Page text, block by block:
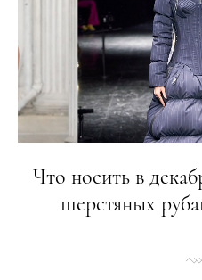
Что носить в
шерстяных